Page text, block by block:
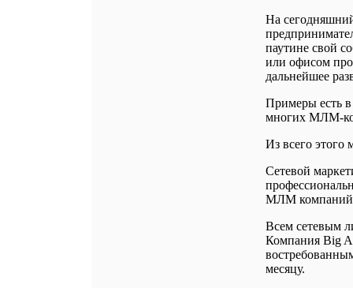
На
паутине свой
или офисом
дальнейшее
Примеры есть
многих МЛМ-
Из всего
Сетевой
МЛМ компаний
Всем сетевым
Компания Big
месяцу.